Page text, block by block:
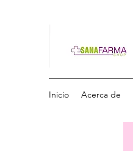
Inicio Acerca de